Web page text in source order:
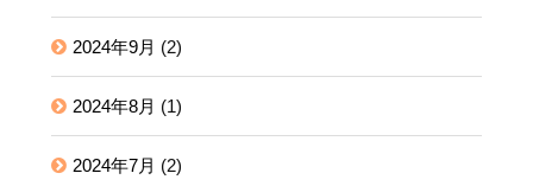
2024年9月 (2)
2024年8月 (1)
2024年7月 (2)